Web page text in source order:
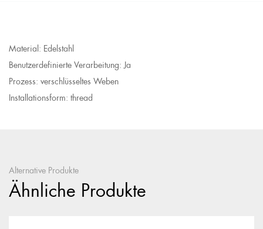
Material: Edelstahl
Benutzerdefinierte Verarbeitung: Ja
Prozess: verschlüsseltes Weben
Installationsform: thread
Alternative Produkte
Ähnliche Produkte